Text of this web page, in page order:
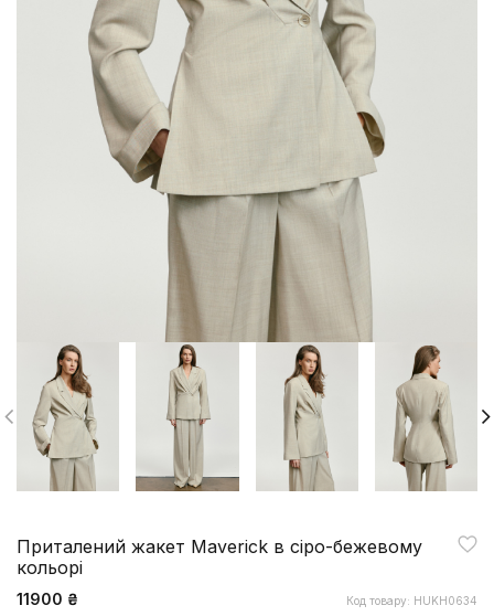
Приталений жакет Maverick в сіро-бежевому
кольорі
11900 ₴ Код товару: HUKH0634